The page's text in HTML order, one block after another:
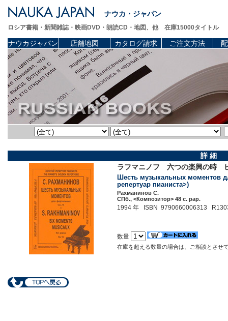
ナウカ・ジャパン
ロシア書籍・新聞雑誌・映画DVD・朗読CD・地図、他 在庫15000タイトル
ナウカジャパン 店舗地図 カタログ請求 ご注文方法
詳 細
ラフマニノフ 六つの楽興の時
Шесть музыкальных моментов
репертуар пианиста>)
Рахманинов С.
СПб., <Композитор> 48 c. pap.
1994 年 ISBN 9790660006313
数量
在庫を超える数量の場合は、ご相談とさせ